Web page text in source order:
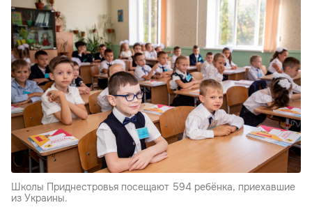
Школы Приднестровья посещают 594 ребёнка, приехавшие
из Украины.